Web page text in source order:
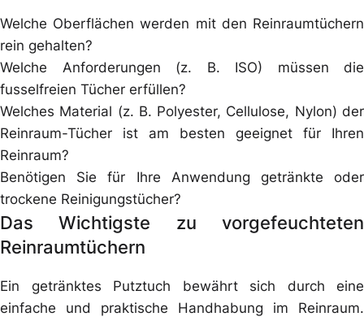
Welche Oberflächen werden mit den Reinraumtüchern
rein gehalten?
Welche Anforderungen (z. B. ISO) müssen die
fusselfreien Tücher erfüllen?
Welches Material (z. B. Polyester, Cellulose, Nylon) der
Reinraum-Tücher ist am besten geeignet für Ihren
Reinraum?
Benötigen Sie für Ihre Anwendung getränkte oder
trockene Reinigungstücher?
Das Wichtigste zu vorgefeuchteten
Reinraumtüchern
Ein getränktes Putztuch bewährt sich durch eine
einfache und praktische Handhabung im Reinraum.